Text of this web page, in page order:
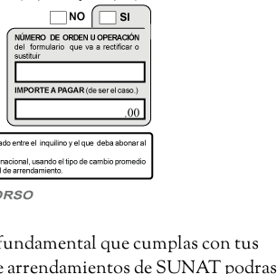
que cumplas con tus